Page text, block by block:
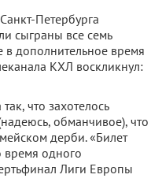
Петербурга
сыграны все семь
в дополнительное время
КХЛ воскликнул:
что захотелось
обманчивое), что
дерби. «Билет
время одного
Лиги Европы